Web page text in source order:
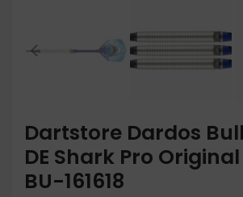
Dartstore Dardos
DE Shark Pro Original
BU-161618